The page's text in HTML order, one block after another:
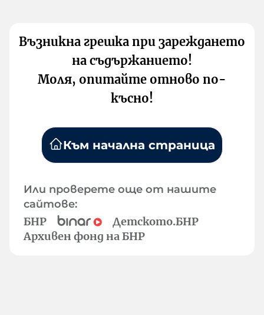
Възникна грешка при зареждането
на съдържанието!
Моля, опитайте отново по-
късно!
Към начална страница
Или проверете още от нашите
сайтове:
БНР
Детското.БНР
Архивен фонд на БНР